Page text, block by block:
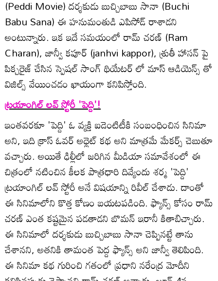
(Peddi Movie) దర్శకుడు బుచ్చిబాబు సానా (Buchi
Babu Sana) ఈ హనుమంతుడి ఎపిసోడ్ రాశాడని
అంటున్నారు. ఇక ఇదే సమయంలో రామ్ చరణ్ (Ram
Charan), జాన్వీ కపూర్ (janhvi kappor), శ్రుతీ హాసన్ పై
పిక్చరైజ్ చేసిన స్పెషల్ సాంగ్ థియేటర్ లో మాస్ ఆడియెన్స్ తో
విజిల్స్ వేయించడం ఖాయంగా కనిపిస్తోంది.
ట్రయాంగిల్ లవ్ స్టోరీ 'పెద్ది'!
ఇంతవరకూ 'పెద్ది' ఓ వ్యక్తి ఐడెంటిటీకి సంబంధించిన సినిమా
అని, ఇది క్రాస్ ఓవర్ అధ్లెట్ కథ అని మాత్రమే మేకర్స్ చెబుతూ
వచ్చారు. అయితే ఢిల్లీలో జరిగిన మీడియా సమావేశంలో ఈ
చిత్రంలో నటించిన కీలక పాత్రధారి దివ్యేందు శర్మ 'పెద్ది'
ట్రయాంగిల్ లవ్ స్టోరీ అనే విషయాన్ని రివీల్ చేశాడు. దాంతో
ఈ సినిమాలోని కొత్త కోణం బయటపడింది. ఫ్యాన్స్ కోసం రామ్
చరణ్ ఎంత కష్టమైన పడతాడని బొమన్ ఇరానీ కితాబిచ్చారు.
ఈ సినిమాలో దర్శకుడు బుచ్చిబాబు సానా చెప్పినట్టే తాను
చేశానని, అతనికి తామంత పెద్ద ఫ్యాన్స్ అని జాన్వీ తెలిపింది.
ఈ సినిమా కథ గురించి గతంలో ప్రధాని నరేంద్ర మోదీని